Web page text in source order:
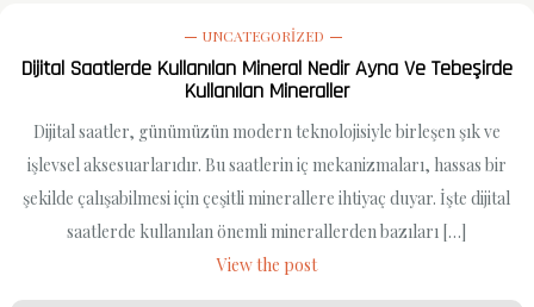
UNCATEGORIZED
Dijital Saatlerde Kullanılan Mineral Nedir Ayna Ve Tebeşirde
Kullanılan Mineraller
Dijital saatler, günümüzün modern teknolojisiyle birleşen şık ve
işlevsel aksesuarlarıdır. Bu saatlerin iç mekanizmaları, hassas bir
şekilde çalışabilmesi için çeşitli minerallere ihtiyaç duyar. İşte dijital
saatlerde kullanılan önemli minerallerden bazıları […]
View the post